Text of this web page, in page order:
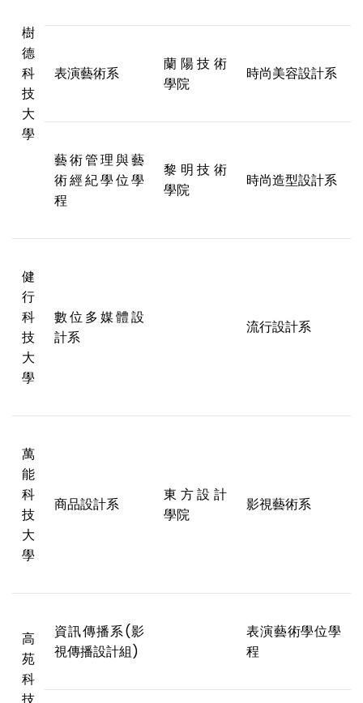
樹
德
科
技
大
學
表演藝術系
蘭陽技術
學院
時尚美容設計系
藝術管理與藝
術經紀學位學
程
黎明技術
學院
時尚造型設計系
健
行
科
技
大
學
數位多媒體設
計系
流行設計系
萬
能
科
技
大
學
商品設計系
東方設計
學院
影視藝術系
高
苑
科
資訊傳播系(影
視傳播設計組)
表演藝術學位學
程